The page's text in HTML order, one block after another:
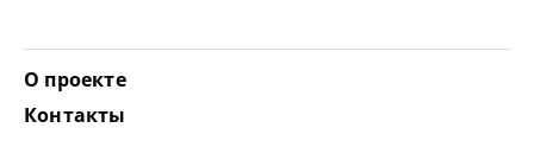
О проекте
Контакты